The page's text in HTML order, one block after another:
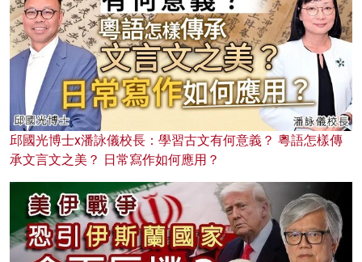
邱國光博士x潘詠儀校長：學習古文有何意義？ 粵語怎樣傳
承文言文之美？ 日常寫作如何應用？